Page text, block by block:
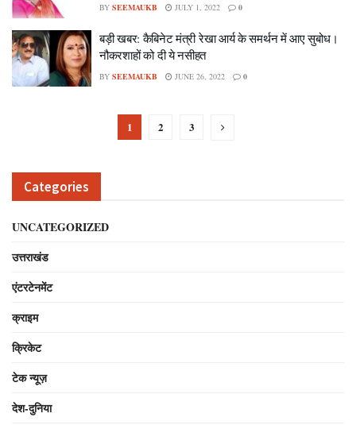
BY SEEMAUKB JULY 1, 2022 0
बड़ी खबर: कैबिनेट मंत्री रेखा आर्य के समर्थन में आए सुबोध।
नौकरशाहों को दी ये नसीहत
BY SEEMAUKB JUNE 26, 2022 0
1 2 3
Categories
UNCATEGORIZED
उत्तराखंड
एंटरटेनमेंट
क्राइम
क्रिकेट
टेक न्यूज़
देश-दुनिया